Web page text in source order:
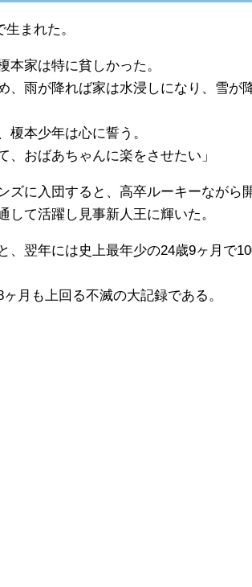
まれた。
本家は特に貧しかった。
、雨が降れば家は水浸しになり、雪が
榎本少年は心に誓う。
、おばあちゃんに楽をさせたい」
ズに入団すると、高卒ルーキーながら
て活躍し見事新人王に輝いた。
、翌年には史上最年少の24歳9ヶ月で
月も上回る不滅の大記録である。